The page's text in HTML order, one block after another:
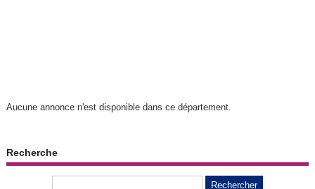
Aucune annonce n'est disponible dans ce département.
Recherche